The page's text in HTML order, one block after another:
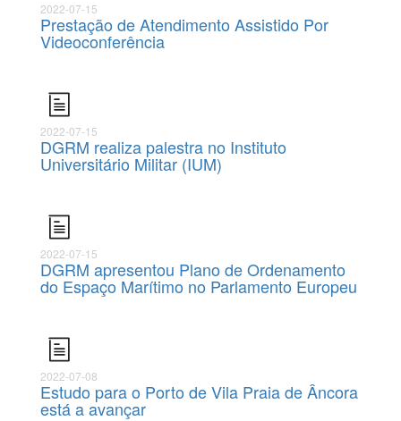
2022-07-15
Prestação de Atendimento Assistido Por
Videoconferência
2022-07-15
DGRM realiza palestra no Instituto
Universitário Militar (IUM)
2022-07-15
DGRM apresentou Plano de Ordenamento
do Espaço Marítimo no Parlamento Europeu
2022-07-08
Estudo para o Porto de Vila Praia de Âncora
está a avançar